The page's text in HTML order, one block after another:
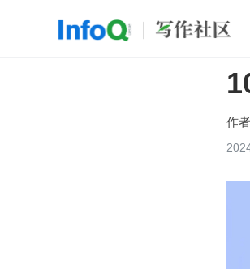
开源
作者